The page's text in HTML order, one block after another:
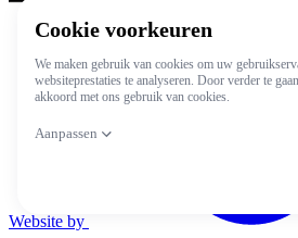
Verander cookie-instellingen
Website by